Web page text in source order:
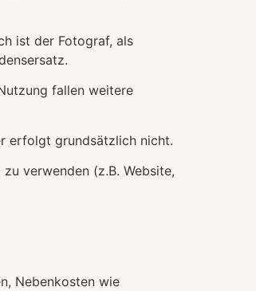
ist der Fotograf, als
fallen weitere
erfolgt grundsätzlich nicht.
verwenden (z.B. Website,
Nebenkosten wie